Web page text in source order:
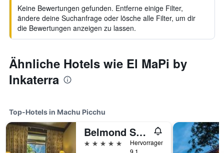
Keine Bewertungen gefunden. Entferne einige Filter,
ändere deine Suchanfrage oder lösche alle Filter, um dir
die Bewertungen anzeigen zu lassen.
Ähnliche Hotels wie El MaPi by
Inkaterra
Top-Hotels in Machu Picchu
Belmond Sanctuary Lodge
5 Sterne
Hervorragend
9,1